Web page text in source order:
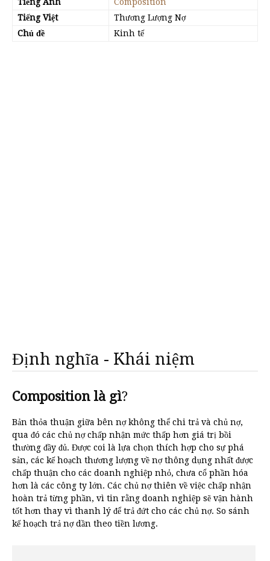
Tiếng Việt
Thương Lượng Nợ
Chủ đề
Kinh tế
Định nghĩa - Khái niệm
Composition là gì?
Bản thỏa thuận giữa bên nợ không thể chi trả và chủ nợ,
qua đó các chủ nợ chấp nhận mức thấp hơn giá trị bồi
thường đầy đủ. Được coi là lựa chọn thích hợp cho sự phá
sản, các kế hoạch thương lượng về nợ thông dụng nhất được
chấp thuận cho các doanh nghiệp nhỏ, chưa cổ phần hóa
hơn là các công ty lớn. Các chủ nợ thiên về việc chấp nhận
hoàn trả từng phần, vì tin rằng doanh nghiệp sẽ vận hành
tốt hơn thay vì thanh lý để trả đứt cho các chủ nợ. So sánh
kế hoạch trả nợ dần theo tiền lương.